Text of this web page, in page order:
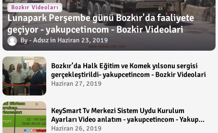
Bozkır Videoları
Lunapark Perşembe günü Bozkır'da faaliyete
geçiyor - yakupcetincom - Bozkir Videolari
Adsız Haziran 23, 2019
Bozkır’da Halk Eğitim ve Komek yılsonu sergisi
gerçekleştirildi- yakupcetincom - Bozkir Videolari
Haziran 27, 2019
KeySmart Tv Merkezi Sistem Uydu Kurulum
Ayarları Video anlatım - yakupcetincom - Yakup
Çetin
Haziran 26, 2019